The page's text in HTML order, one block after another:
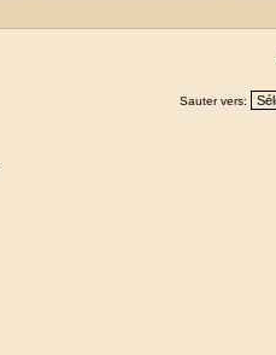
Sauter vers: